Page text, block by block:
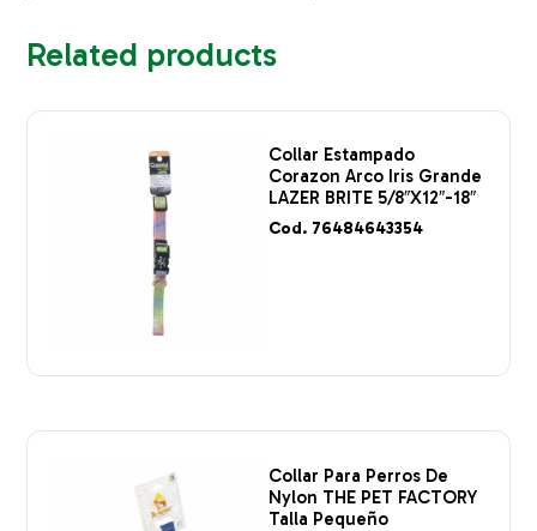
Related products
Collar Estampado
Corazon Arco Iris Grande
LAZER BRITE 5/8″X12″-18″
Cod. 76484643354
Collar Para Perros De
Nylon THE PET FACTORY
Talla Pequeño